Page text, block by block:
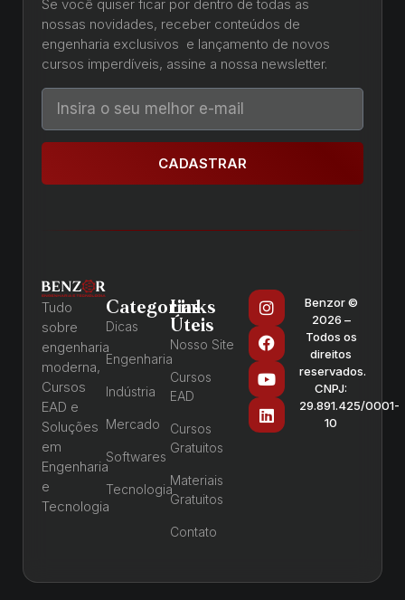
Se você quiser ficar por dentro de todas as
nossas novidades, receber conteúdos de
engenharia exclusivos e lançamento de novos
cursos imperdíveis, assine a nossa newsletter.
CADASTRAR
Tudo
sobre
engenharia
moderna,
Cursos
EAD e
Soluções
em
Engenharia
e
Tecnologia
Categorias
Dicas
Engenharia
Indústria
Mercado
Softwares
Tecnologia
Links
Úteis
Nosso Site
Cursos
EAD
Cursos
Gratuitos
Materiais
Gratuitos
Contato
Benzor ©
2026 –
Todos os
direitos
reservados.
CNPJ:
29.891.425/0001-
10